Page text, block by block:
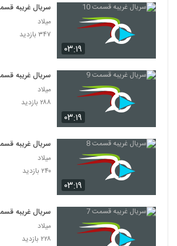
۰۳:۱۹
سریال غریبه
میلاد
۳۴۷ بازدید
۰۳:۱۹
سریال غریبه
میلاد
۲۸۸ بازدید
۰۳:۱۹
سریال غریبه
میلاد
۲۴۰ بازدید
سریال غریبه
میلاد
۲۲۸ بازدید